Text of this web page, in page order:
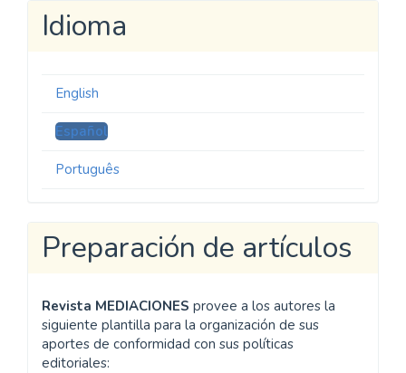
Idioma
English
Español
Português
Preparación de artículos
Revista MEDIACIONES provee a los autores la
siguiente plantilla para la organización de sus
aportes de conformidad con sus políticas
editoriales: